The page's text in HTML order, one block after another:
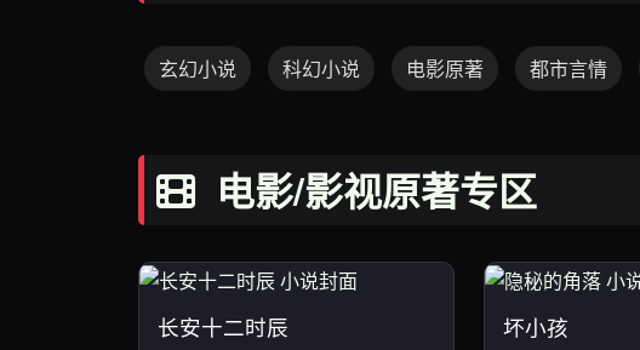
玄幻小说 科幻小说 电影原著 都市言情
电影/影视原著专区
长安十二时辰 坏小孩